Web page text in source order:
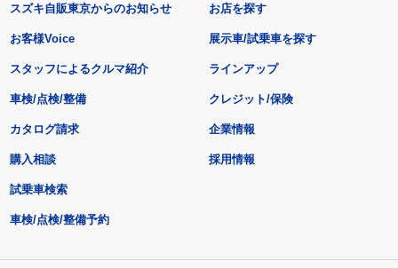
スズキ自販東京からのお知らせ
お客様Voice
スタッフによるクルマ紹介
お店を探す
展示車/試乗車を探す
ラインアップ
車検/点検/整備 クレジット/保険
カタログ請求
購入相談
試乗車検索
車検/点検/整備予約
企業情報
採用情報